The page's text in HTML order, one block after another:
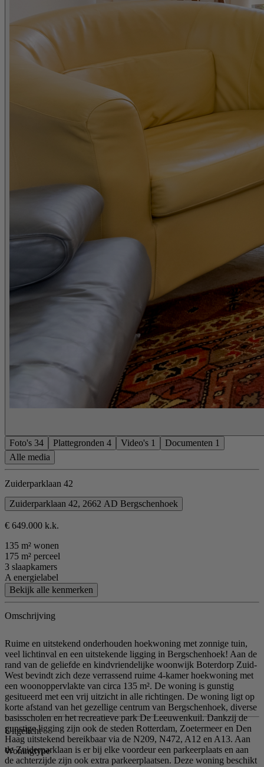
Foto's 34 Plattegronden 4 Video's 1 Documenten 1
Alle media
Zuiderparklaan 42
Zuiderparklaan 42, 2662 AD Bergschenhoek
€ 649.000 k.k.
135 m² wonen
175 m² perceel
3 slaapkamers
A energielabel
Bekijk alle kenmerken
Omschrijving
Ruime en uitstekend onderhouden hoekwoning met zonnige tuin,
veel lichtinval en een uitstekende ligging in Bergschenhoek! Aan de
rand van de geliefde en kindvriendelijke woonwijk Boterdorp Zuid-
West bevindt zich deze verrassend ruime 4-kamer hoekwoning met
een woonoppervlakte van circa 135 m². De woning is gunstig
gesitueerd met een vrij uitzicht in alle richtingen. De woning ligt op
korte afstand van het gezellige centrum van Bergschenhoek, diverse
basisscholen en het recreatieve park De Leeuwenkuil. Dankzij de
gunstige ligging zijn ook de steden Rotterdam, Zoetermeer en Den
Haag uitstekend bereikbaar via de N209, N472, A12 en A13. Aan
de Zuiderparklaan is er bij elke voordeur een parkeerplaats en aan
de achterzijde zijn ook extra parkeerplaatsen. Deze woning beschikt
Uitgelicht
Woningtype